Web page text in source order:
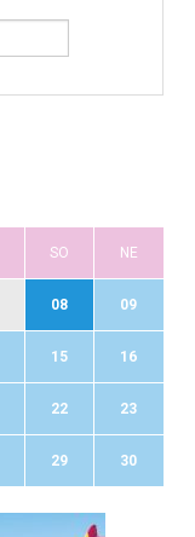
SO NE
08 09
15 16
22 23
29 30